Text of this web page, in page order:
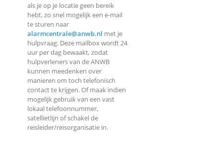
als je op je locatie geen bereik
hebt, zo snel mogelijk een e-mail
te sturen naar
alarmcentrale@anwb.nl met je
hulpvraag. Deze mailbox wordt 24
uur per dag bewaakt, zodat
hulpverleners van de ANWB
kunnen meedenken over
manieren om toch telefonisch
contact te krijgen. Of maak indien
mogelijk gebruik van een vast
lokaal telefoonnummer,
satellietlijn of schakel de
reisleider/reisorganisatie in.